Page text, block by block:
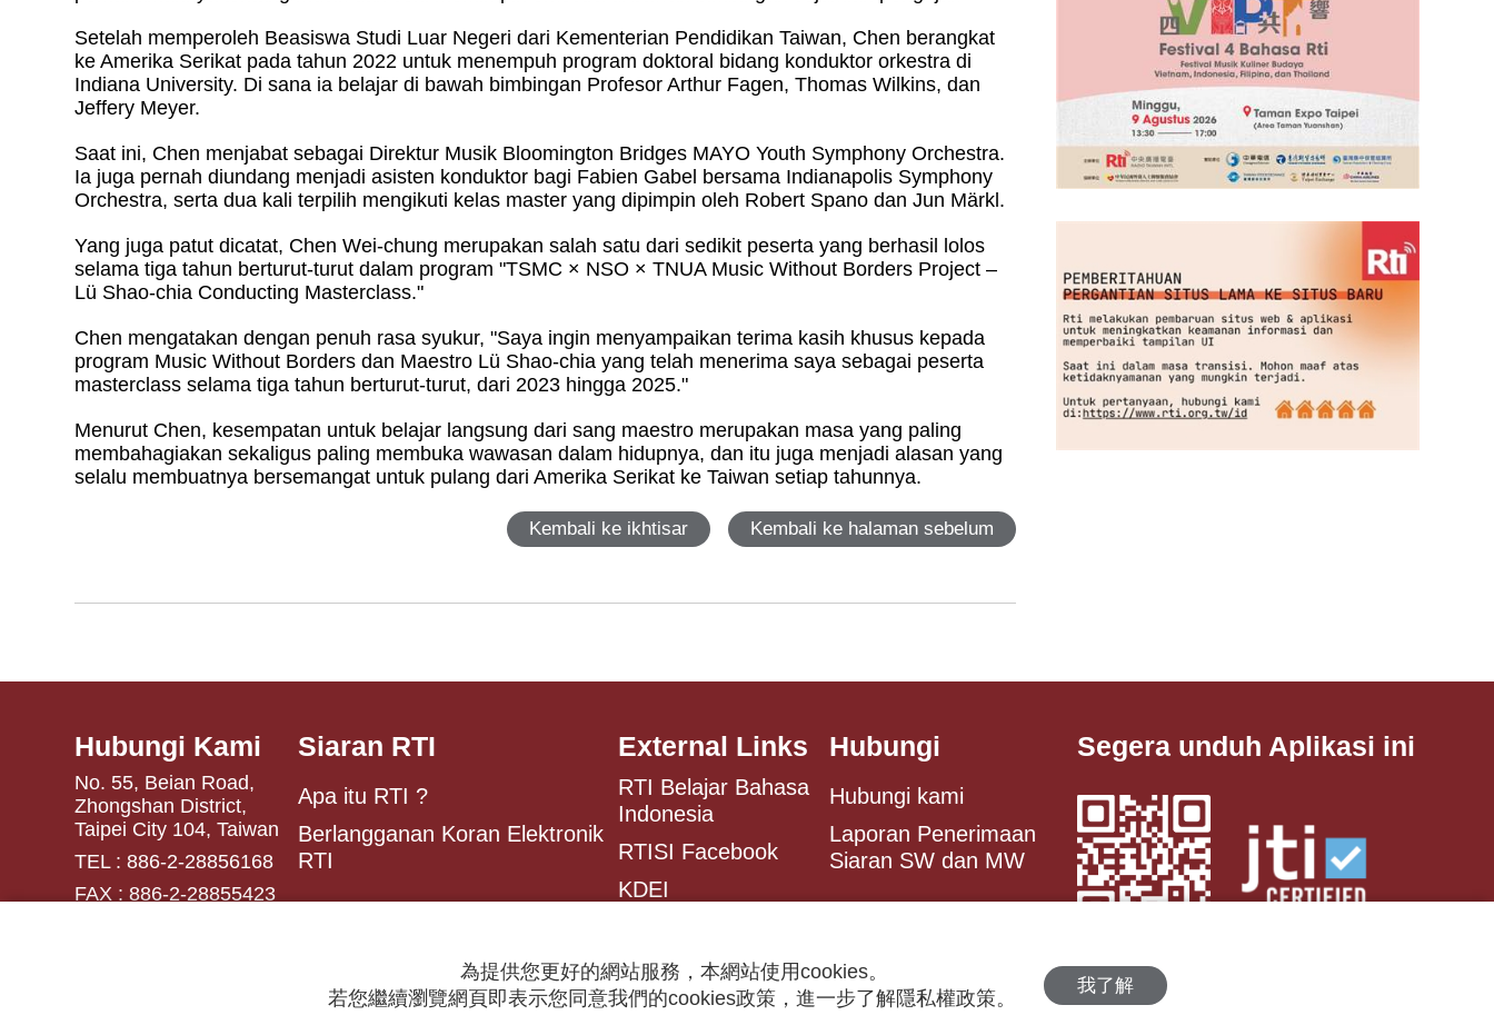
Setelah memperoleh Beasiswa Studi Luar Negeri dari Kementerian Pendidikan Taiwan, Chen berangkat
ke Amerika Serikat pada tahun 2022 untuk menempuh program doktoral bidang konduktor orkestra di
Indiana University. Di sana ia belajar di bawah bimbingan Profesor Arthur Fagen, Thomas Wilkins, dan
Jeffery Meyer.
Saat ini, Chen menjabat sebagai Direktur Musik Bloomington Bridges MAYO Youth Symphony Orchestra.
Ia juga pernah diundang menjadi asisten konduktor bagi Fabien Gabel bersama Indianapolis Symphony
Orchestra, serta dua kali terpilih mengikuti kelas master yang dipimpin oleh Robert Spano dan Jun Märkl.
Yang juga patut dicatat, Chen Wei-chung merupakan salah satu dari sedikit peserta yang berhasil lolos
selama tiga tahun berturut-turut dalam program "TSMC × NSO × TNUA Music Without Borders Project –
Lü Shao-chia Conducting Masterclass."
Chen mengatakan dengan penuh rasa syukur, "Saya ingin menyampaikan terima kasih khusus kepada
program Music Without Borders dan Maestro Lü Shao-chia yang telah menerima saya sebagai peserta
masterclass selama tiga tahun berturut-turut, dari 2023 hingga 2025."
Menurut Chen, kesempatan untuk belajar langsung dari sang maestro merupakan masa yang paling
membahagiakan sekaligus paling membuka wawasan dalam hidupnya, dan itu juga menjadi alasan yang
selalu membuatnya bersemangat untuk pulang dari Amerika Serikat ke Taiwan setiap tahunnya.
Kembali ke ikhtisar Kembali ke halaman sebelum
Hubungi Kami
No. 55, Beian Road,
Zhongshan District,
Taipei City 104, Taiwan
TEL : 886-2-28856168
FAX : 886-2-28855423
Siaran RTI
Apa itu RTI ?
Berlangganan Koran Elektronik
RTI
External Links
RTI Belajar Bahasa
Indonesia
RTISI Facebook
KDEI
Hubungi
Hubungi kami
Laporan Penerimaan
Siaran SW dan MW
Segera unduh Aplikasi ini
為提供您更好的網站服務，本網站使用cookies。
若您繼續瀏覽網頁即表示您同意我們的cookies政策，進一步了解隱私權政策。
我了解